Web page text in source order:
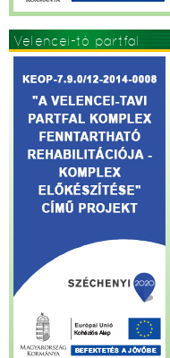
Velencei-tó partfal